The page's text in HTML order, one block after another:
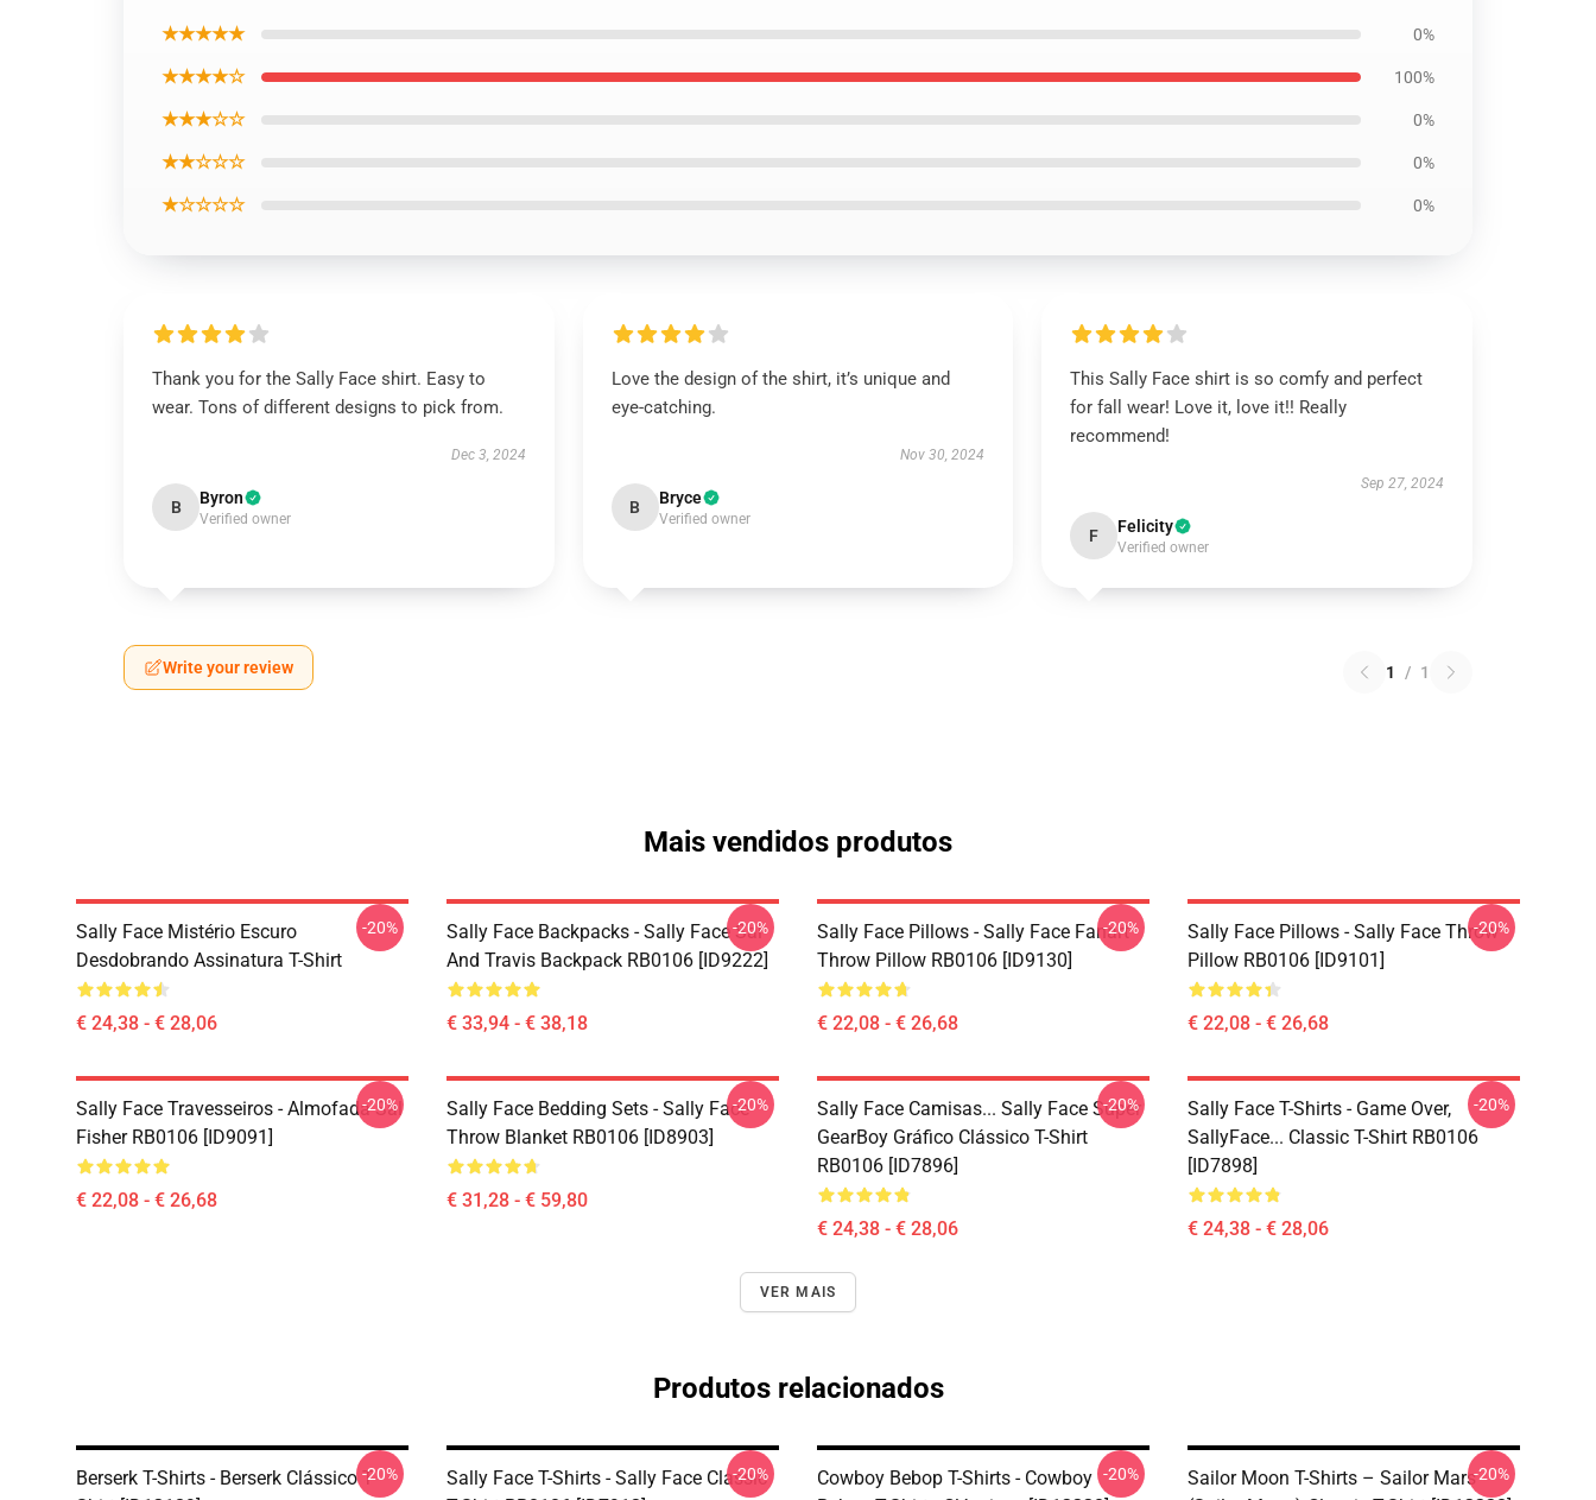
★★★★★ 0%
★★★★☆ 100%
★★★☆☆ 0%
★★☆☆☆ 0%
★☆☆☆☆ 0%
Thank you for the Sally Face shirt. Easy to
wear. Tons of different designs to pick from.
Dec 3, 2024
B Byron
Verified owner
Love the design of the shirt, it’s unique and
eye-catching.
Nov 30, 2024
B Bryce
Verified owner
This Sally Face shirt is so comfy and perfect
for fall wear! Love it, love it!! Really
recommend!
Sep 27, 2024
F Felicity
Verified owner
Write your review 1 / 1
Mais vendidos produtos
Sally Face Mistério Escuro
Desdobrando Assinatura T-Shirt
€ 24,38 - € 28,06
-20%
Sally Face Backpacks - Sally Face Sal
And Travis Backpack RB0106 [ID9222]
€ 33,94 - € 38,18
-20%
Sally Face Pillows - Sally Face Fanart
Throw Pillow RB0106 [ID9130]
€ 22,08 - € 26,68
-20%
Sally Face Pillows - Sally Face Throw
Pillow RB0106 [ID9101]
€ 22,08 - € 26,68
-20%
Sally Face Travesseiros - Almofada Sal
Fisher RB0106 [ID9091]
€ 22,08 - € 26,68
-20%
Sally Face Bedding Sets - Sally Face
Throw Blanket RB0106 [ID8903]
€ 31,28 - € 59,80
-20%
Sally Face Camisas... Sally Face Super
GearBoy Gráfico Clássico T-Shirt
RB0106 [ID7896]
€ 24,38 - € 28,06
-20%
Sally Face T-Shirts - Game Over,
SallyFace... Classic T-Shirt RB0106
[ID7898]
€ 24,38 - € 28,06
-20%
VER MAIS
Produtos relacionados
Berserk T-Shirts - Berserk Clássico T--20%
Sally Face T-Shirts - Sally Face Classic
-20%
Cowboy Bebop T-Shirts - Cowboy -20%
Sailor Moon T-Shirts – Sailor Mars-20%